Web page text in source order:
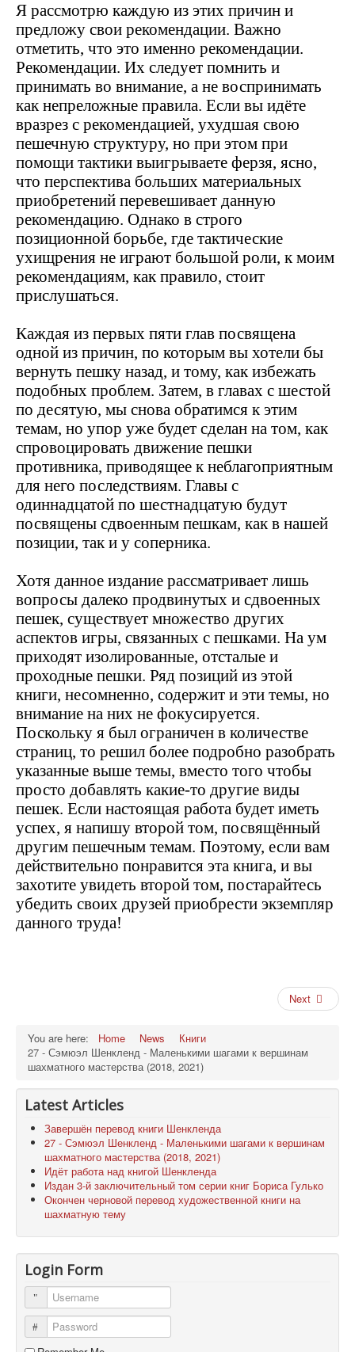
Я рассмотрю каждую из этих причин и
предложу свои рекомендации. Важно
отметить, что это именно рекомендации.
Рекомендации. Их следует помнить и
принимать во внимание, а не воспринимать
как непреложные правила. Если вы идёте
вразрез с рекомендацией, ухудшая свою
пешечную структуру, но при этом при
помощи тактики выигрываете ферзя, ясно,
что перспектива больших материальных
приобретений перевешивает данную
рекомендацию. Однако в строго
позиционной борьбе, где тактические
ухищрения не играют большой роли, к моим
рекомендациям, как правило, стоит
прислушаться.
Каждая из первых пяти глав посвящена
одной из причин, по которым вы хотели бы
вернуть пешку назад, и тому, как избежать
подобных проблем. Затем, в главах с шестой
по десятую, мы снова обратимся к этим
темам, но упор уже будет сделан на том, как
спровоцировать движение пешки
противника, приводящее к неблагоприятным
для него последствиям. Главы с
одиннадцатой по шестнадцатую будут
посвящены сдвоенным пешкам, как в нашей
позиции, так и у соперника.
Хотя данное издание рассматривает лишь
вопросы далеко продвинутых и сдвоенных
пешек, существует множество других
аспектов игры, связанных с пешками. На ум
приходят изолированные, отсталые и
проходные пешки. Ряд позиций из этой
книги, несомненно, содержит и эти темы, но
внимание на них не фокусируется.
Поскольку я был ограничен в количестве
страниц, то решил более подробно разобрать
указанные выше темы, вместо того чтобы
просто добавлять какие-то другие виды
пешек. Если настоящая работа будет иметь
успех, я напишу второй том, посвящённый
другим пешечным темам. Поэтому, если вам
действительно понравится эта книга, и вы
захотите увидеть второй том, постарайтесь
убедить своих друзей приобрести экземпляр
данного труда!
Next
You are here: Home News
Книги
27 - Сэмюэл Шенкленд - Маленькими шагами к вершинам
шахматного мастерства (2018, 2021)
Latest Articles
Завершён перевод книги Шенкленда
27 - Сэмюэл Шенкленд - Маленькими шагами к вершинам
шахматного мастерства (2018, 2021)
Идёт работа над книгой Шенкленда
Издан 3-й заключительный том серии книг Бориса Гулько
Окончен черновой перевод художественной книги на
шахматную тему
Login Form
Username
Password